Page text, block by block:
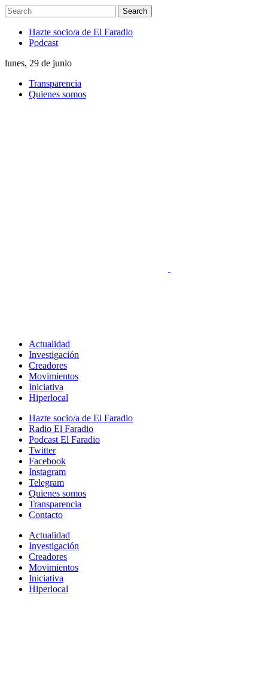
Hazte socio/a de El Faradio
Podcast
lunes, 29 de junio
Transparencia
Quienes somos
Actualidad
Investigación
Creadores
Movimientos
Iniciativa
Hiperlocal
Hazte socio/a de El Faradio
Radio El Faradio
Podcast El Faradio
Twitter
Facebook
Instagram
Telegram
Quienes somos
Transparencia
Contacto
Actualidad
Investigación
Creadores
Movimientos
Iniciativa
Hiperlocal